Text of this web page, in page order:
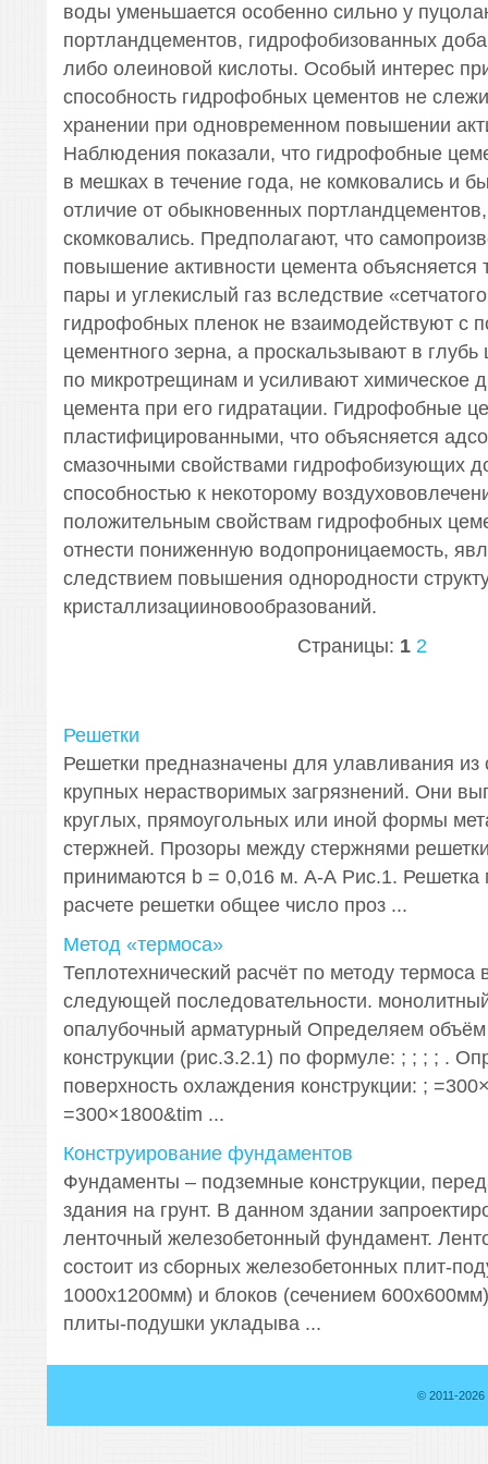
воды уменьшается особенно сильно у
портландцементов, гидрофобизованных
либо олеиновой кислоты. Особый интерес
способность гидрофобных цементов не
хранении при одновременном повышении
Наблюдения показали, что гидрофобные
в мешках в течение года, не комковались и
отличие от обыкновенных
скомковались. Предполагают, что
повышение активности цемента объясняется
пары и углекислый газ вследствие
гидрофобных пленок не взаимодействуют с
цементного зерна, а проскальзывают в глубь
по микротрещинам и усиливают химическое
цемента при его гидратации. Гидрофобные
пластифицированными, что объясняется
смазочными свойствами гидрофобизующих
способностью к некоторому
положительным свойствам гидрофобных
отнести пониженную водопроницаемость,
следствием повышения однородности
кристаллизацииновообразований.
Страницы: 1 2
Решетки
Решетки предназначены для улавливания из
крупных нерастворимых загрязнений. Они
круглых, прямоугольных или иной формы
стержней. Прозоры между стержнями
принимаются b = 0,016 м. А-А Рис.1. Решетка
расчете решетки общее число проз ...
Метод «термоса»
Теплотехнический расчёт по методу термоса
следующей последовательности.
опалубочный арматурный Определяем объём
конструкции (рис.3.2.1) по формуле: ; ; ; ; .
поверхность охлаждения конструкции: ;
=300×1800&tim ...
Конструирование фундаментов
Фундаменты – подземные конструкции,
здания на грунт. В данном здании
ленточный железобетонный фундамент.
состоит из сборных железобетонных плит-
1000х1200мм) и блоков (сечением
плиты-подушки укладыва ...
© 2011-2026